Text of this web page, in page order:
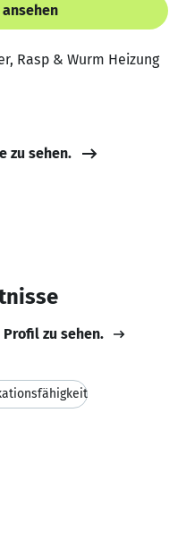
Rasp & Wurm Heizung
zu sehen.
Profil zu sehen.